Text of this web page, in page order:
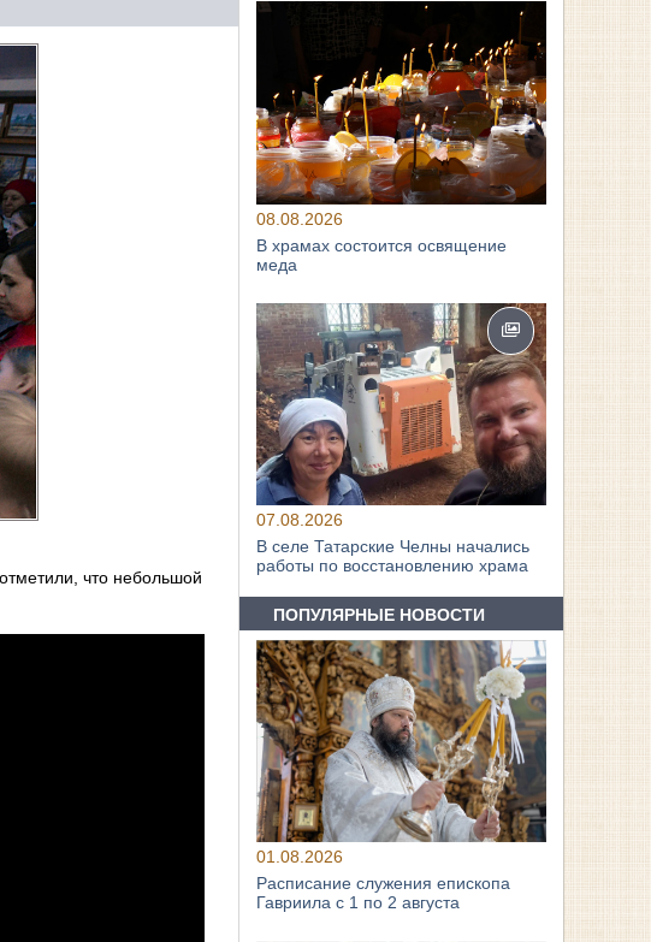
что небольшой
08.08.2026
В храмах состоится освящение
меда
07.08.2026
В селе Татарские Челны начались
работы по восстановлению храма
ПОПУЛЯРНЫЕ НОВОСТИ
01.08.2026
Расписание служения епископа
Гавриила с 1 по 2 августа